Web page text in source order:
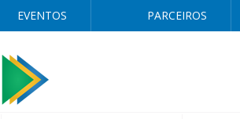
EVENTOS PARCEIROS